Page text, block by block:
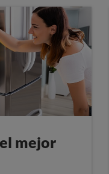
mejor